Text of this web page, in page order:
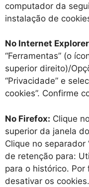
computador da
instalação de
No Internet
“Ferramentas” (o
superior direito)/
“Privacidade” e
cookies”. Confirme
No Firefox: Clique
superior da janela
Clique no separador
de retenção para:
para o histórico.
desativar os cookies.